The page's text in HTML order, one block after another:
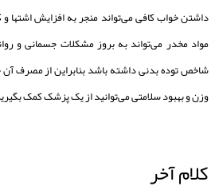
داشتن خواب کافی می‌تواند منجر به افزایش اشتها
مواد مخدر می‌تواند به بروز مشکلات جسمانی و
شاخص توده بدنی داشته باشد بنابراین از مصرف
وزن و بهبود سلامتی می‌توانید از یک پزشک کمک
کلام آخر